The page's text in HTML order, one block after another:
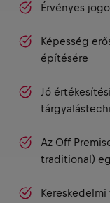
Érvényes
Képesség
építésére
Jó
Az Off
traditional)